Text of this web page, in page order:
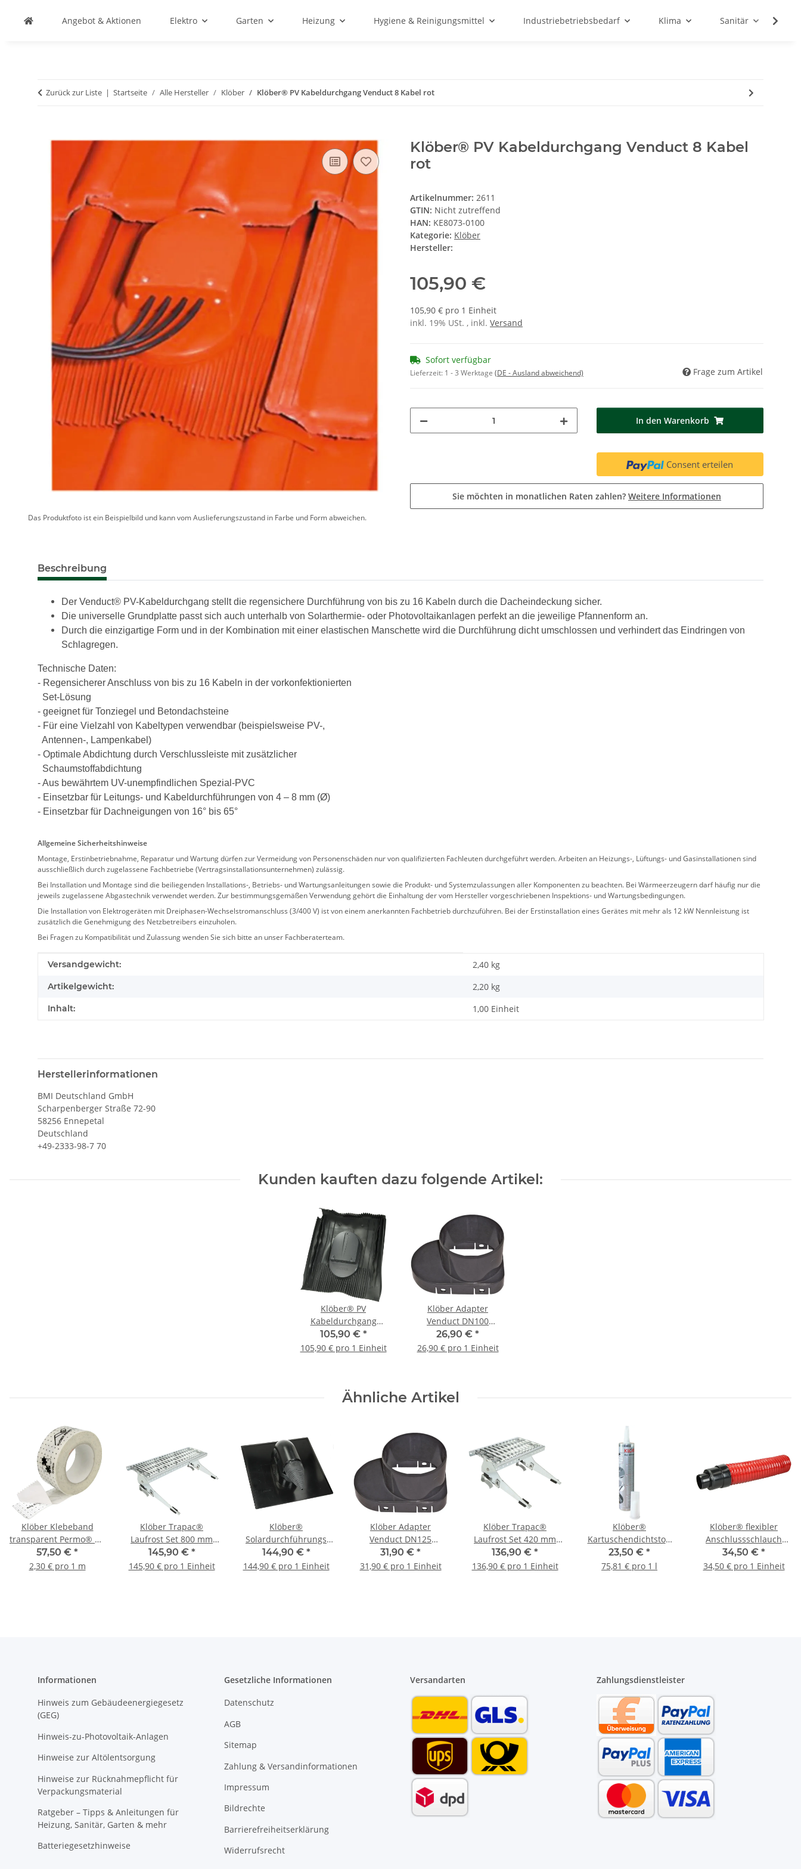
Angebot & Aktionen Elektro Garten Heizung Hygiene & Reinigungsmittel Industriebetriebsbedarf Klima Sanitär
Zurück zur Liste Startseite Alle Hersteller Klöber Klöber® PV Kabeldurchgang Venduct 8 Kabel rot
Das Produktfoto ist ein Beispielbild und kann vom Auslieferungszustand in Farbe und Form abweichen.
Klöber® PV Kabeldurchgang Venduct 8 Kabel
rot
Artikelnummer: 2611
GTIN: Nicht zutreffend
HAN: KE8073-0100
Kategorie: Klöber
Hersteller:
105,90 €
105,90 € pro 1 Einheit
inkl. 19% USt. , inkl. Versand
Sofort verfügbar
Lieferzeit: 1 - 3 Werktage (DE - Ausland abweichend) Frage zum Artikel
In den Warenkorb
Consent erteilen
Sie möchten in monatlichen Raten zahlen? Weitere Informationen
Beschreibung
Der Venduct® PV-Kabeldurchgang stellt die regensichere Durchführung von bis zu 16 Kabeln durch die Dacheindeckung sicher.
Die universelle Grundplatte passt sich auch unterhalb von Solarthermie- oder Photovoltaikanlagen perfekt an die jeweilige Pfannenform an.
Durch die einzigartige Form und in der Kombination mit einer elastischen Manschette wird die Durchführung dicht umschlossen und verhindert das Eindringen von
Schlagregen.
Technische Daten:
- Regensicherer Anschluss von bis zu 16 Kabeln in der vorkonfektionierten
Set-Lösung
- geeignet für Tonziegel und Betondachsteine
- Für eine Vielzahl von Kabeltypen verwendbar (beispielsweise PV-,
Antennen-, Lampenkabel)
- Optimale Abdichtung durch Verschlussleiste mit zusätzlicher
Schaumstoffabdichtung
- Aus bewährtem UV-unempfindlichen Spezial-PVC
- Einsetzbar für Leitungs- und Kabeldurchführungen von 4 – 8 mm (Ø)
- Einsetzbar für Dachneigungen von 16° bis 65°
Allgemeine Sicherheitshinweise
Montage, Erstinbetriebnahme, Reparatur und Wartung dürfen zur Vermeidung von Personenschäden nur von qualifizierten Fachleuten durchgeführt werden. Arbeiten an Heizungs-, Lüftungs- und Gasinstallationen sind
ausschließlich durch zugelassene Fachbetriebe (Vertragsinstallationsunternehmen) zulässig.
Bei Installation und Montage sind die beiliegenden Installations-, Betriebs- und Wartungsanleitungen sowie die Produkt- und Systemzulassungen aller Komponenten zu beachten. Bei Wärmeerzeugern darf häufig nur die
jeweils zugelassene Abgastechnik verwendet werden. Zur bestimmungsgemäßen Verwendung gehört die Einhaltung der vom Hersteller vorgeschriebenen Inspektions- und Wartungsbedingungen.
Die Installation von Elektrogeräten mit Dreiphasen-Wechselstromanschluss (3/400 V) ist von einem anerkannten Fachbetrieb durchzuführen. Bei der Erstinstallation eines Gerätes mit mehr als 12 kW Nennleistung ist
zusätzlich die Genehmigung des Netzbetreibers einzuholen.
Bei Fragen zu Kompatibilität und Zulassung wenden Sie sich bitte an unser Fachberaterteam.
Produkteigenschaft
Wert
Versandgewicht: 2,40 kg
Artikelgewicht: 2,20 kg
Inhalt: 1,00 Einheit
Herstellerinformationen
BMI Deutschland GmbH
Scharpenberger Straße 72-90
58256 Ennepetal
Deutschland
+49-2333-98-7 70
Kunden kauften dazu folgende Artikel:
Klöber® PV
Kabeldurchgang
Venduct 8 Kabel
anthrazit
105,90 € *
105,90 € pro 1 Einheit
Klöber Adapter
Venduct DN100
Zubehör für Klöber
Venduct
26,90 € *
26,90 € pro 1 Einheit
Ähnliche Artikel
Klöber Klebeband
transparent Permo® TR
plus 25 m
57,50 € *
2,30 € pro 1 m
Klöber Trapac®
Laufrost Set 800 mm
verzinkt
145,90 € *
145,90 € pro 1 Einheit
Klöber®
Solardurchführungs
Set Venduct Schiefer
anthrazit
144,90 € *
144,90 € pro 1 Einheit
Klöber Adapter
Venduct DN125
Zubehör für Klöber
Venduct
31,90 € *
31,90 € pro 1 Einheit
Klöber Trapac®
Laufrost Set 420 mm
verzinkt
136,90 € *
136,90 € pro 1 Einheit
Klöber®
Kartuschendichtstoff
Pasto für innen und
außen 310ml
23,50 € *
75,81 € pro 1 l
Klöber® flexibler
Anschlussschlauch
Venduct DN100 Rot
34,50 € *
34,50 € pro 1 Einheit
Informationen
Hinweis zum Gebäudeenergiegesetz
(GEG)
Hinweis-zu-Photovoltaik-Anlagen
Hinweise zur Altölentsorgung
Hinweise zur Rücknahmepflicht für
Verpackungsmaterial
Ratgeber – Tipps & Anleitungen für
Heizung, Sanitär, Garten & mehr
Batteriegesetzhinweise
Gesetzliche Informationen
Datenschutz
AGB
Sitemap
Zahlung & Versandinformationen
Impressum
Bildrechte
Barrierefreiheitserklärung
Widerrufsrecht
Versandarten Zahlungsdienstleister